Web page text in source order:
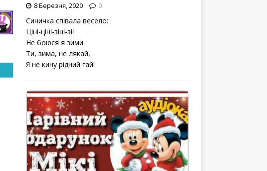
8 Березня, 2020 0
Синичка співала весело:
Ціні-ціні-зіні-зі!
Не боюся я зими.
Ти, зима, не лякай,
Я не кину рідний гай!